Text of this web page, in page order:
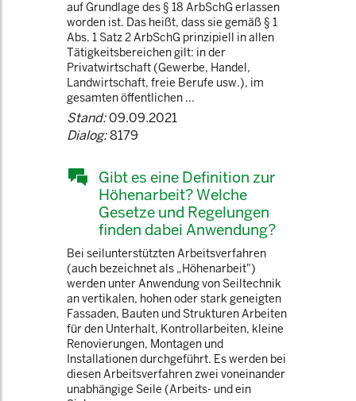
auf Grundlage des § 18 ArbSchG erlassen
worden ist. Das heißt, dass sie gemäß § 1
Abs. 1 Satz 2 ArbSchG prinzipiell in allen
Tätigkeitsbereichen gilt: in der
Privatwirtschaft (Gewerbe, Handel,
Landwirtschaft, freie Berufe usw.), im
gesamten öffentlichen ...
Stand:09.09.2021
Dialog:8179
Gibt es eine Definition zur
Höhenarbeit? Welche
Gesetze und Regelungen
finden dabei Anwendung?
Bei seilunterstützten Arbeitsverfahren
(auch bezeichnet als „Höhenarbeit")
werden unter Anwendung von Seiltechnik
an vertikalen, hohen oder stark geneigten
Fassaden, Bauten und Strukturen Arbeiten
für den Unterhalt, Kontrollarbeiten, kleine
Renovierungen, Montagen und
Installationen durchgeführt. Es werden bei
diesen Arbeitsverfahren zwei voneinander
unabhängige Seile (Arbeits- und ein